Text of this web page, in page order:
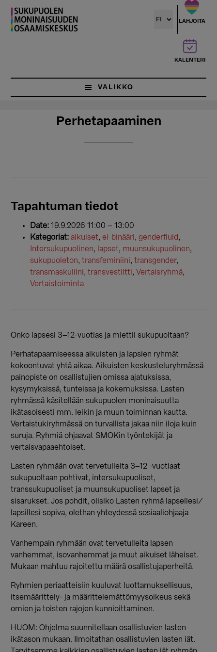
Hyppää
pääsisältöön
LAHJOITA
KALENTERI
VALIKKO
Perhetapaaminen
Tapahtuman tiedot
Date: 19.9.2026 11:00 –13:00
Kategoriat: aikuiset,ei-binääri, genderfluid,
Intersukupuolinen, lapset, muunsukupuolinen,
sukupuoleton,transfeminiini,transgender,
transmaskuliini,transvestiitti,Vertaisryhmä,
Vertaistoiminta
Onko lapsesi 3–12-vuotias ja miettii sukupuoltaan?
Perhatapaamiseessa aikuisten ja lapsien ryhmät
kokoontuvat yhtä aikaa. Aikuisten keskusteluryhmässä
painopiste on osallistujien omissa ajatuksissa,
kysymyksissä, tunteissa ja kokemuksissa. Lasten
ryhmässä käsitellään sukupuolen moninaisuutta
ikätasoisesti mm. leikin ja muun toiminnan kautta.
Vertaistukiryhmässä on turvallista jakaa niin iloja kuin
suruja. Ryhmiä ohjaavat SMOKin työntekijät ja
vertaisvapaaehtoiset.
Lasten ryhmään ovat tervetulleita 3–12 -vuotiaat
sukupuoltaan pohtivat, intersukupuoliset,
transsukupuoliset ja muunsukupuoliset lapset ja
sisarukset. Jos pohdit, olisiko Lasten ryhmä lapsellesi/
lapsillesi sopiva, olethan yhteydessä sosiaaliohjaaja
Kareen.
Vanhempain ryhmään ovat tervetulleita lapsen
vanhemmat, isovanhemmat ja muut aikuiset läheiset.
Mukaan mahtuu rajoitettu määrä osallistujaperheitä.
Ryhmien periaatteisiin kuuluvat luottamuksellisuus,
itsemäärittely- ja määrittelemättömyysoikeus sekä
omien ja toisten rajojen kunnioittaminen.
HUOM: Ohjelma suunnitellaan osallistuvien lasten
ikätason mukaan.
Ilmoitathan osallistuvien lasten iät.